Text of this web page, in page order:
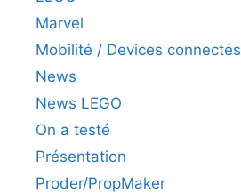
Marvel
Mobilité / Devices connectés
News
News LEGO
On a testé
Présentation
Proder/PropMaker